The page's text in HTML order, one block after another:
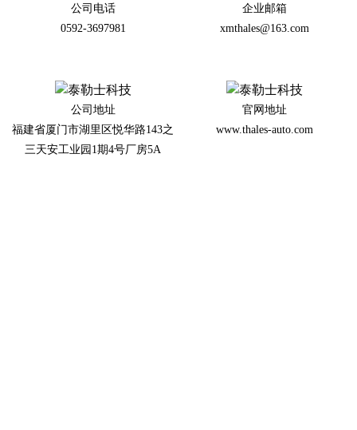
公司电话
0592-3697981
企业邮箱
xmthales@163.com
公司地址
福建省厦门市湖里区悦华路143之
三天安工业园1期4号厂房5A
官网地址
www.thales-auto.com